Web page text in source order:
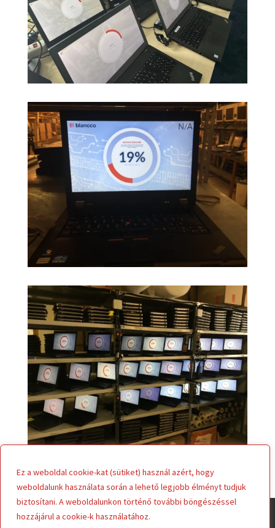
Ez a weboldal cookie-kat (sütiket) használ azért, hogy
weboldalunk használata során a lehető legjobb élményt tudjuk
biztosítani. A weboldalunkon történő további böngészéssel
hozzájárul a cookie-k használatához.
Impresszum
Cookie szabályzat